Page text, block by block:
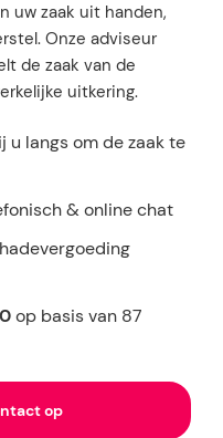
uw zaak uit handen,
Onze adviseur
de zaak van de
uitkering.
u langs om de zaak te
& online chat
op basis van 87
op